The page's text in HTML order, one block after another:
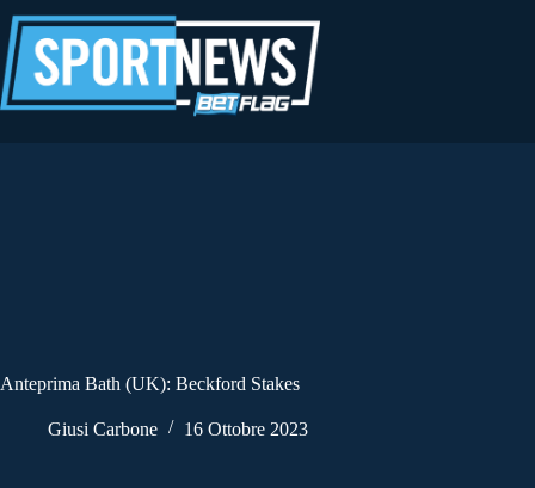
al
contenuto
Anteprima Bath (UK): Beckford Stakes
Giusi Carbone 16 Ottobre 2023